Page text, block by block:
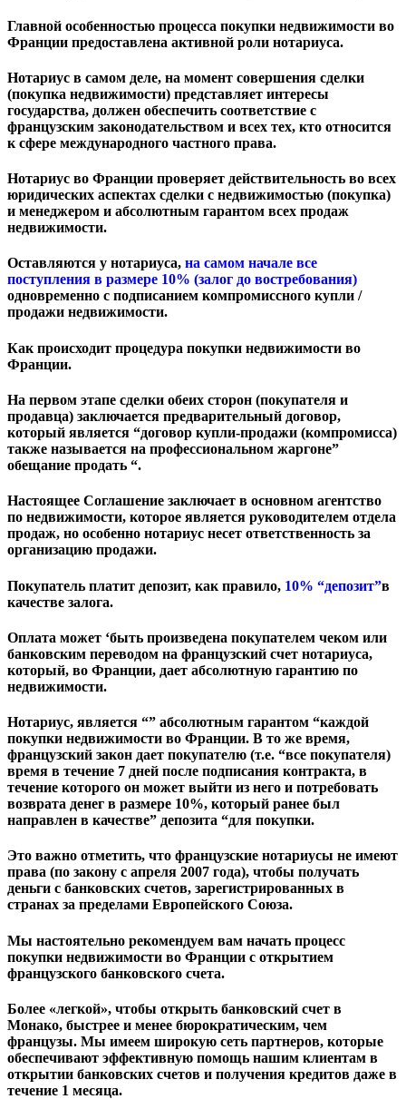
Главной особенностью процесса покупки недвижимости во
Франции предоставлена активной роли нотариуса.
Нотариус в самом деле, на момент совершения сделки
(покупка недвижимости) представляет интересы
государства, должен обеспечить соответствие с
французским законодательством и всех тех, кто относится
к сфере международного частного права.
Нотариус во Франции проверяет действительность во всех
юридических аспектах сделки с недвижимостью (покупка)
и менеджером и абсолютным гарантом всех продаж
недвижимости.
Оставляются у нотариуса, на самом начале все
поступления в размере 10% (залог до востребования)
одновременно с подписанием компромиссного купли /
продажи недвижимости.
Как происходит процедура покупки недвижимости во
Франции.
На первом этапе сделки обеих сторон (покупателя и
продавца) заключается предварительный договор,
который является “договор купли-продажи (компромисса)
также называется на профессиональном жаргоне”
обещание продать “.
Настоящее Соглашение заключает в основном агентство
по недвижимости, которое является руководителем отдела
продаж, но особенно нотариус несет ответственность за
организацию продажи.
Покупатель платит депозит, как правило, 10% “депозит”в
качестве залога.
Оплата может ‘быть произведена покупателем чеком или
банковским переводом на французский счет нотариуса,
который, во Франции, дает абсолютную гарантию по
недвижимости.
Нотариус, является “” абсолютным гарантом “каждой
покупки недвижимости во Франции. В то же время,
французский закон дает покупателю (т.е. “все покупателя)
время в течение 7 дней после подписания контракта, в
течение которого он может выйти из него и потребовать
возврата денег в размере 10%, который ранее был
направлен в качестве” депозита “для покупки.
Это важно отметить, что французские нотариусы не имеют
права (по закону с апреля 2007 года), чтобы получать
деньги с банковских счетов, зарегистрированных в
странах за пределами Европейского Союза.
Мы настоятельно рекомендуем вам начать процесс
покупки недвижимости во Франции с открытием
французского банковского счета.
Более «легкой», чтобы открыть банковский счет в
Монако, быстрее и менее бюрократическим, чем
французы. Мы имеем широкую сеть партнеров, которые
обеспечивают эффективную помощь нашим клиентам в
открытии банковских счетов и получения кредитов даже в
течение 1 месяца.